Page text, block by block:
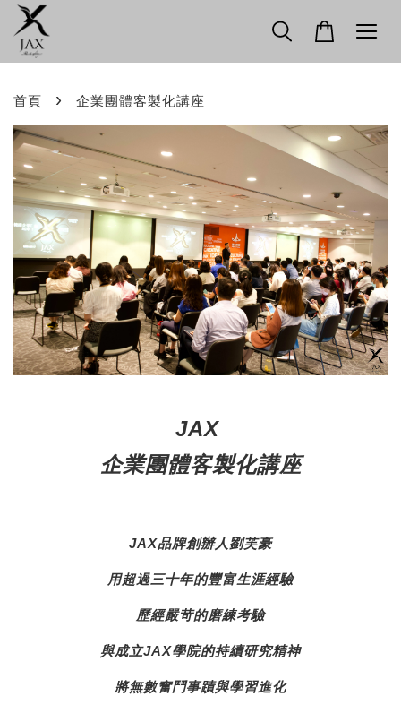
首頁 › 企業團體客製化講座
JAX
企業團體客製化講座
JAX品牌創辦人劉芙豪
用超過三十年的豐富生涯經驗
歷經嚴苛的磨練考驗
與成立JAX學院的持續研究精神
將無數奮鬥事蹟與學習進化